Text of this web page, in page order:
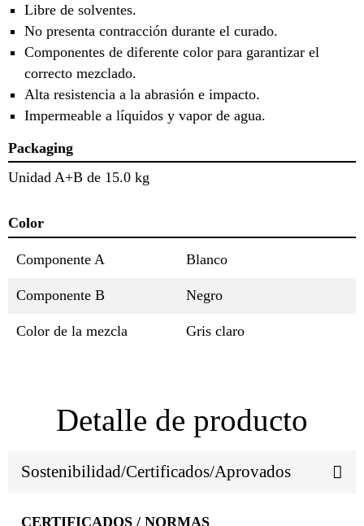
Libre de solventes.
No presenta contracción durante el curado.
Componentes de diferente color para garantizar el
correcto mezclado.
Alta resistencia a la abrasión e impacto.
Impermeable a líquidos y vapor de agua.
Packaging
Unidad A+B de 15.0 kg
Color
Componente A Blanco
Componente B Negro
Color de la mezcla Gris claro
Detalle de producto
Sostenibilidad/Certificados/Aprovados
CERTIFICADOS / NORMAS